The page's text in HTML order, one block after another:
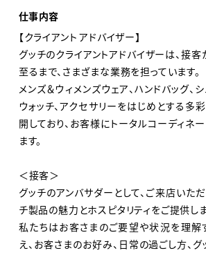
仕事内容
【クライアント アドバイザー】
グッチのクライアントアドバイザーは、接客
至るまで、さまざまな業務を担っています。
メンズ＆ウィメンズウェア、ハンドバッグ、
ウォッチ、アクセサリーをはじめとする多
開しており、お客様にトータルコーディネ
ます。
＜接客＞
グッチのアンバサダーとして、ご来店いた
チ製品の魅力とホスピタリティをご提供しま
私たちはお客さまのご要望や状況を理解
え、お客さまのお好み、日常の過ごし方、